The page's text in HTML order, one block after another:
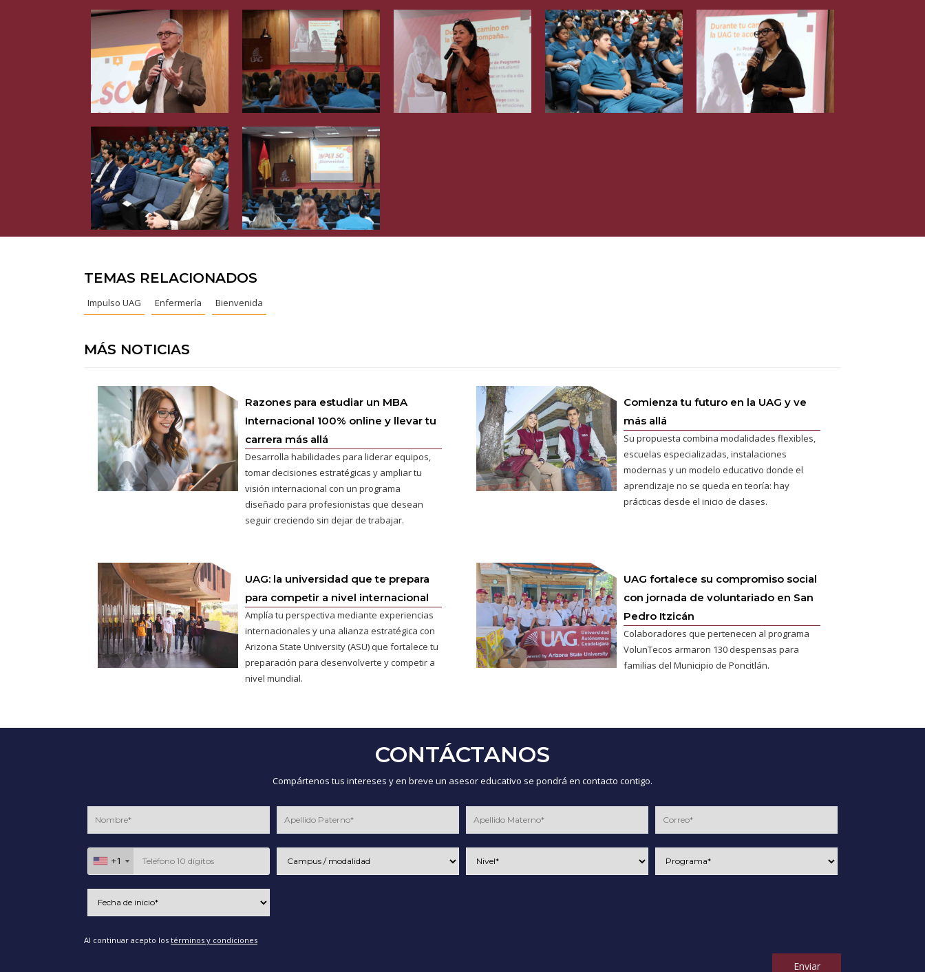
TEMAS RELACIONADOS
Impulso UAG Enfermería Bienvenida
MÁS NOTICIAS
Razones para estudiar un MBA
Internacional 100% online y llevar tu
carrera más allá
Desarrolla habilidades para liderar equipos,
tomar decisiones estratégicas y ampliar tu
visión internacional con un programa
diseñado para profesionistas que desean
seguir creciendo sin dejar de trabajar.
Comienza tu futuro en la UAG y ve
más allá
Su propuesta combina modalidades flexibles,
escuelas especializadas, instalaciones
modernas y un modelo educativo donde el
aprendizaje no se queda en teoría: hay
prácticas desde el inicio de clases.
UAG: la universidad que te prepara
para competir a nivel internacional
Amplía tu perspectiva mediante experiencias
internacionales y una alianza estratégica con
Arizona State University (ASU) que fortalece tu
preparación para desenvolverte y competir a
nivel mundial.
UAG fortalece su compromiso social
con jornada de voluntariado en San
Pedro Itzicán
Colaboradores que pertenecen al programa
VolunTecos armaron 130 despensas para
familias del Municipio de Poncitlán.
CONTÁCTANOS
Compártenos tus intereses y en breve un asesor educativo se pondrá en contacto contigo.
+1
+1
Al continuar acepto los términos y condiciones
Enviar